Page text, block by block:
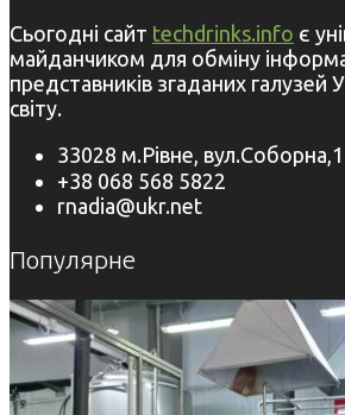
Сьогодні сайт techdrinks.info є
майданчиком для обміну
представників згаданих галузей
світу.
33028 м.Рівне,
+38 068 568 5822
rnadia@ukr.net
Популярне